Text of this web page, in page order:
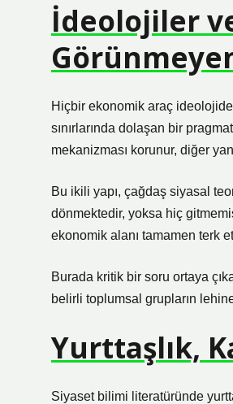
İdeolojiler
Hiçbir ekonomik araç
sınırlarında dolaşan bir
mekanizması korunur, diğer
Bu ikili yapı, çağdaş siyasal
dönmektedir, yoksa hiç
ekonomik alanı tamamen terk
Burada kritik bir soru ortaya
belirli toplumsal grupların
Yurttaşlık,
Siyaset bilimi literatüründe